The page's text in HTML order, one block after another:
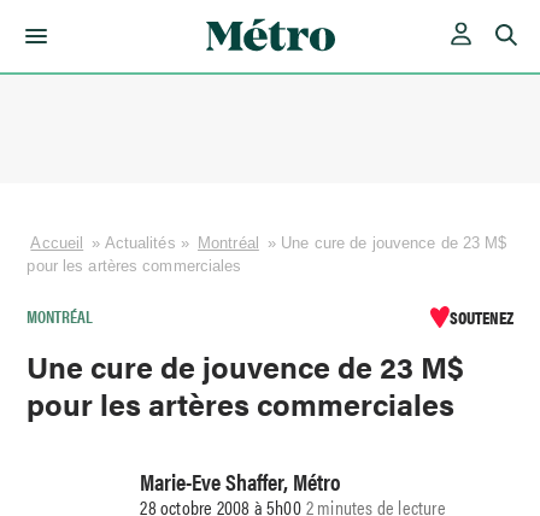
Accueil » Actualités » Montréal » Une cure de jouvence de 23 M$
pour les artères commerciales
MONTRÉAL SOUTENEZ
Une cure de jouvence de 23 M$
pour les artères commerciales
Marie-Eve Shaffer, Métro
28 octobre 2008 à 5h002 minutes de lecture